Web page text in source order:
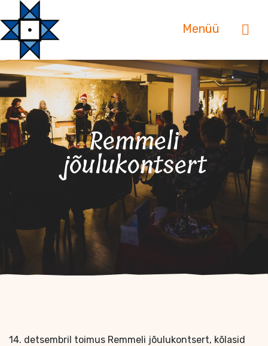
Menüü
Remmeli
jõulukontsert
14. detsembril toimus Remmeli jõulukontsert, kõlasid